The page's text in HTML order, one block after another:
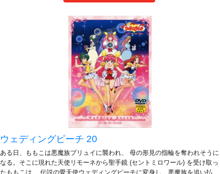
ウェディングピーチ 20
ある日、ももこは悪魔族プリュイに襲われ、 母の形見の指輪を奪われそうに
なる。そこに現れた天使リモーネから聖手鏡 (セントミロワール) を受け取っ
たももこは、 伝説の愛天使ウェディングピーチに変身し、悪魔族を追い払